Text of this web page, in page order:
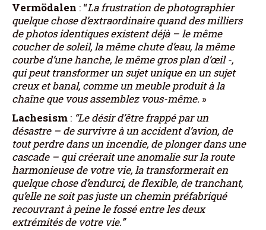
Vermödalen : “La frustration de photographier
quelque chose d’extraordinaire quand des milliers
de photos identiques existent déjà – le même
coucher de soleil, la même chute d’eau, la même
courbe d’une hanche, le même gros plan d’œil -,
qui peut transformer un sujet unique en un sujet
creux et banal, comme un meuble produit à la
chaîne que vous assemblez vous-même. »
Lachesism : “Le désir d’être frappé par un
désastre – de survivre à un accident d’avion, de
tout perdre dans un incendie, de plonger dans une
cascade – qui créerait une anomalie sur la route
harmonieuse de votre vie, la transformerait en
quelque chose d’endurci, de flexible, de tranchant,
qu’elle ne soit pas juste un chemin préfabriqué
recouvrant à peine le fossé entre les deux
extrémités de votre vie.”